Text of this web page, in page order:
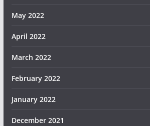
May 2022
April 2022
March 2022
February 2022
January 2022
December 2021